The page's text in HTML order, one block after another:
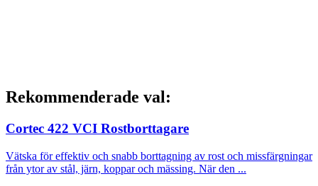
Rekommenderade val:
Cortec 422 VCI Rostborttagare
Vätska för effektiv och snabb borttagning av rost och missfärgningar
från ytor av stål, järn, koppar och mässing. När den ...